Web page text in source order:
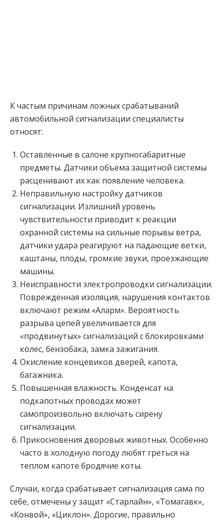
К частым причинам ложных срабатываний
автомобильной сигнализации специалисты
относят:
Оставленные в салоне крупногабаритные
предметы. Датчики объема защитной системы
расценивают их как появление человека.
Неправильную настройку датчиков
сигнализации. Излишний уровень
чувствительности приводит к реакции
охранной системы на сильные порывы ветра,
датчики удара реагируют на падающие ветки,
каштаны, плоды, громкие звуки, проезжающие
машины.
Неисправности электропроводки сигнализации.
Поврежденная изоляция, нарушения контактов
включают режим «Аларм». Вероятность
разрыва цепей увеличивается для
«продвинутых» сигнализаций с блокировками
колес, бензобака, замка зажигания.
Окисление концевиков дверей, капота,
багажника.
Повышенная влажность. Конденсат на
подкапотных проводах может
самопроизвольно включать сирену
сигнализации.
Прикосновения дворовых животных. Особенно
часто в холодную погоду любят греться на
теплом капоте бродячие коты.
Случаи, когда срабатывает сигнализация сама по
себе, отмечены у защит «Старлайн», «Томагавк»,
«Конвой», «Циклон». Дорогие, правильно